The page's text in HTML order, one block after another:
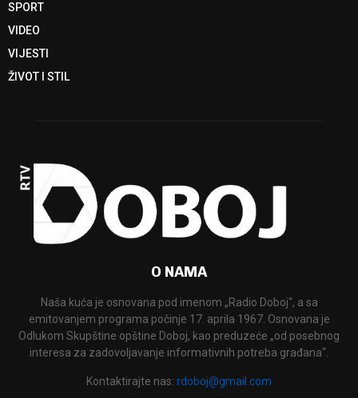
SPORT
VIDEO
VIJESTI
ŽIVOT I STIL
O NAMA
Naša kuća je osnovana pod imenom „Radio Doboj“, a sa
emitovanjem programa počinje 17. aprila 1967. Osnovana je
Odlukom Skupštine opštine Doboj, kao preduzeće „od posebnog
interesa za zadovoljavanje informativnih potreba građana“.
Kontaktirajte nas: rdoboj@gmail.com